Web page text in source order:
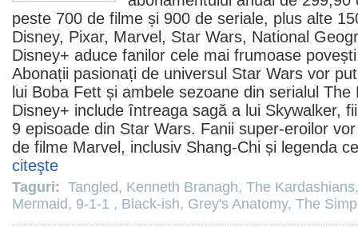
peste 700 de filme și 900 de seriale, plus alte
Disney, Pixar, Marvel, Star Wars, National
Disney+ aduce fanilor cele mai frumoase
Abonații pasionați de universul Star Wars vor
lui Boba Fett și ambele sezoane din serialul The
Disney+ include întreaga sagă a lui Skywalker,
9 episoade din Star Wars. Fanii super-eroilor
de filme Marvel, inclusiv Shang-Chi și legenda
citeşte
Taguri: Tangled, Kenneth Branagh, The Kardashians
Mermaid, 9-1-1 , Black-ish, Grey's Anatomy, The